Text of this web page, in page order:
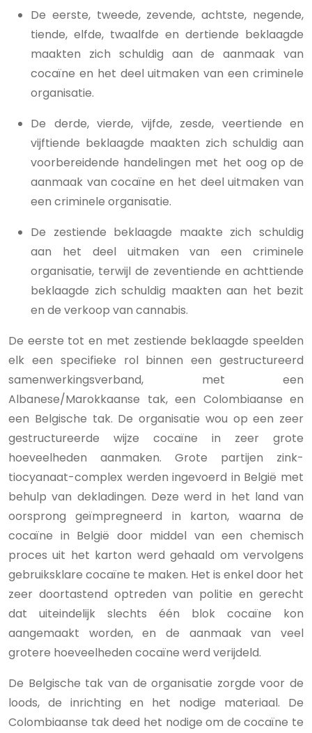
De eerste, tweede, zevende, achtste, negende,
tiende, elfde, twaalfde en dertiende beklaagde
maakten zich schuldig aan de aanmaak van
cocaïne en het deel uitmaken van een criminele
organisatie.
De derde, vierde, vijfde, zesde, veertiende en
vijftiende beklaagde maakten zich schuldig aan
voorbereidende handelingen met het oog op de
aanmaak van cocaïne en het deel uitmaken van
een criminele organisatie.
De zestiende beklaagde maakte zich schuldig
aan het deel uitmaken van een criminele
organisatie, terwijl de zeventiende en achttiende
beklaagde zich schuldig maakten aan het bezit
en de verkoop van cannabis.
De eerste tot en met zestiende beklaagde speelden
elk een specifieke rol binnen een gestructureerd
samenwerkingsverband, met een
Albanese/Marokkaanse tak, een Colombiaanse en
een Belgische tak. De organisatie wou op een zeer
gestructureerde wijze cocaïne in zeer grote
hoeveelheden aanmaken. Grote partijen zink-
tiocyanaat-complex werden ingevoerd in België met
behulp van dekladingen. Deze werd in het land van
oorsprong geïmpregneerd in karton, waarna de
cocaïne in België door middel van een chemisch
proces uit het karton werd gehaald om vervolgens
gebruiksklare cocaïne te maken. Het is enkel door het
zeer doortastend optreden van politie en gerecht
dat uiteindelijk slechts één blok cocaïne kon
aangemaakt worden, en de aanmaak van veel
grotere hoeveelheden cocaïne werd verijdeld.
De Belgische tak van de organisatie zorgde voor de
loods, de inrichting en het nodige materiaal. De
Colombiaanse tak deed het nodige om de cocaïne te